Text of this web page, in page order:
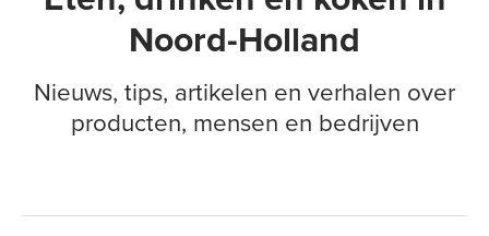
Noord-Holland
Nieuws, tips, artikelen en verhalen over
producten, mensen en bedrijven